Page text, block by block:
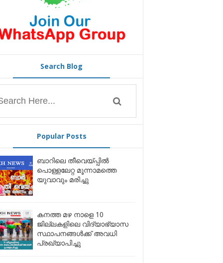
Search Blog
Popular Posts
ബാറിലെ തീവെയ്പ്പിൽ
പൊള്ളലേറ്റ മൂന്നാമത്തെ
യുവാവും മരിച്ചു
കനത്ത മഴ നാളെ 10
ജില്ലകളിലെ വിദ്യാഭ്യാസ
സ്ഥാപനങ്ങൾക്ക് അവധി
പ്രഖ്യാപിച്ചു